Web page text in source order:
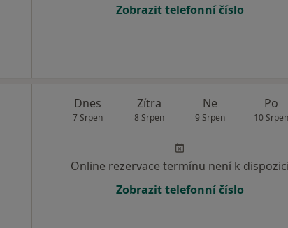
Zobrazit telefonní číslo
Dnes
7 Srpen
Zítra
8 Srpen
Ne
9 Srpen
Po
10 Srpen
Online rezervace termínu není k dispozici
Zobrazit telefonní číslo